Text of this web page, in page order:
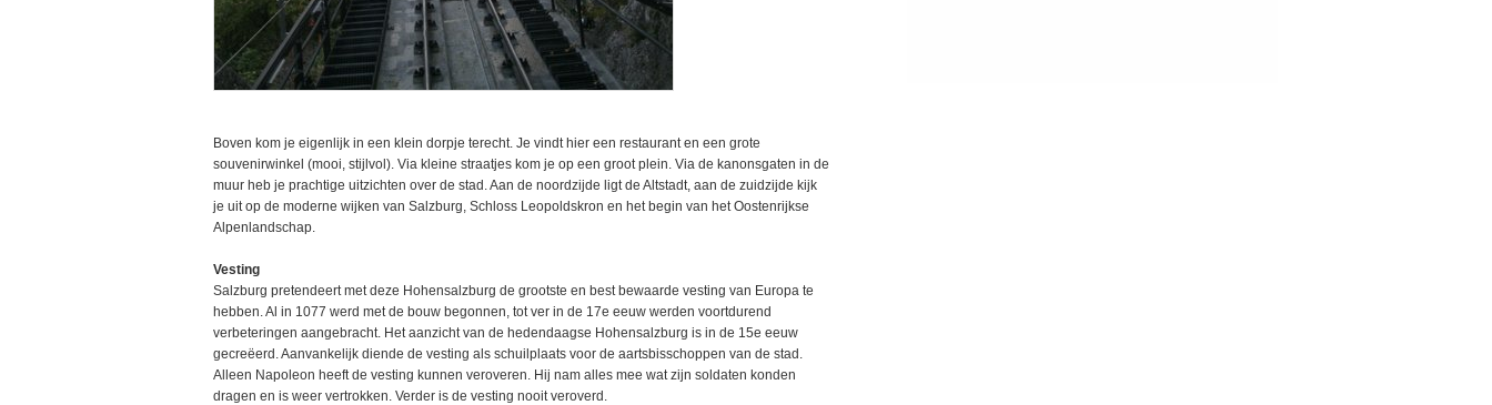
Boven kom je eigenlijk in een klein dorpje terecht. Je vindt hier een restaurant en een grote
souvenirwinkel (mooi, stijlvol). Via kleine straatjes kom je op een groot plein. Via de kanonsgaten in de
muur heb je prachtige uitzichten over de stad. Aan de noordzijde ligt de Altstadt, aan de zuidzijde kijk
je uit op de moderne wijken van Salzburg, Schloss Leopoldskron en het begin van het Oostenrijkse
Alpenlandschap.
Vesting
Salzburg pretendeert met deze Hohensalzburg de grootste en best bewaarde vesting van Europa te
hebben. Al in 1077 werd met de bouw begonnen, tot ver in de 17e eeuw werden voortdurend
verbeteringen aangebracht. Het aanzicht van de hedendaagse Hohensalzburg is in de 15e eeuw
gecreëerd. Aanvankelijk diende de vesting als schuilplaats voor de aartsbisschoppen van de stad.
Alleen Napoleon heeft de vesting kunnen veroveren. Hij nam alles mee wat zijn soldaten konden
dragen en is weer vertrokken. Verder is de vesting nooit veroverd.